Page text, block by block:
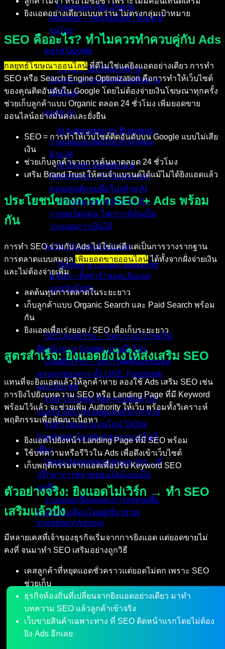
Facebook Ads Zero to
Advance – สอนจับมือทำ ตั้งแต่ 0
จนโปร
คอร์ส Google
Google Ads Beginner to
Expert – ทุกเทคนิคตั้งแต่พื้นฐาน
ถึงขั้นสูง
คอร์ส AI
AI Automation for Business –
วางแผนและติดปีกธุรกิจให้คุณ
ด้วย AI
AI-Driven Marketing &
Advertising – ทำโฆษณาและ
คอนเทนต์แบบมือโปรด้วย AI
คอร์สสอนเทรดหุ้นด้วย AI –
วางพอร์ตแม่น วิเคราะห์หุ้นเป็น
วางแผนการเงินได้
คอร์ส Shopee & Lazada
Shopee & Lazada Marketing
& Ads – ตั้งค่าร้านและยิงแอด
แบบจับมือทำ
บริการของเรา
SEO Audit Pro – วิเคราะห์เว็บไซต์ให้
ติดหน้าแรก Google แบบมือโปร
ChatBot Pro – บริการติดตั้งแชทบอท
ครบทุกช่องทาง ทั้ง LINE, Facebook
และเว็บไซต์
รับทำเว็บไซต์บริษัท ขายสินค้าได้
รองรับ SEO พร้อมดูแลหลังการขาย
รับทำโฆษณาออนไลน์ TikTok
Facebook Google Ads ครบจบในที่
เดียว
Digital Marketing Advisor Pro – ที่
ปรึกษาการตลาดออนไลน์แบบมือ
อาชีพ
วางแผนเกษียณและการลงทุนเพื่อ
มนุษย์เงินเดือนโดยผู้เชี่ยวชาญ
Investment Advisor
ผลงานที่ผ่านมา
บทความ
ติดต่อผม
ยิงแอดอย่างเดียวแบบหว่าน ไม่ตรงกลุ่มเป้าหมาย
SEO คืออะไร? ทำไมควรทำควบคู่กับ Ads
กลยุทธ์โฆษณาออนไลน์ที่ดีไม่ใช่แค่ยิงแอดอย่างเดียว การทำ
SEO หรือ Search Engine Optimization คือการทำให้เว็บไซต์
ของคุณติดอันดับใน Google โดยไม่ต้องจ่ายเงินโฆษณาทุกครั้ง
ช่วยเก็บลูกค้าแบบ Organic ตลอด 24 ชั่วโมง เพิ่มยอดขาย
ออนไลน์อย่างมั่นคงและยั่งยืน
SEO = การทำให้เว็บไซต์ติดอันดับบน Google แบบไม่เสีย
เงิน
ช่วยเก็บลูกค้าจากการค้นหาตลอด 24 ชั่วโมง
เสริม Brand Trust ให้คนจำแบรนด์ได้แม้ไม่ได้ยิงแอดแล้ว
ประโยชน์ของการทำ SEO + Ads พร้อม
กัน
การทำ SEO ร่วมกับ Ads ไม่ใช่แค่ดี แต่เป็นการวางรากฐาน
การตลาดแบบสมดุล เพิ่มยอดขายออนไลน์ได้ทั้งจากฝั่งจ่ายเงิน
และไม่ต้องจ่ายเพิ่ม
ลดต้นทุนการตลาดในระยะยาว
เก็บลูกค้าแบบ Organic Search และ Paid Search พร้อม
กัน
ยิงแอดเพื่อเร่งยอด / SEO เพื่อเก็บระยะยาว
สูตรสำเร็จ: ยิงแอดยังไงให้ส่งเสริม SEO
แทนที่จะยิงแอดแล้วให้ลูกค้าหาย ลองใช้ Ads เสริม SEO เช่น
การยิงไปยังบทความ SEO หรือ Landing Page ที่มี Keyword
พร้อมไว้แล้ว จะช่วยเพิ่ม Authority ให้เว็บ พร้อมทั้งวิเคราะห์
พฤติกรรมเพื่อพัฒนาเนื้อหา
ยิงแอดไปยังหน้า Landing Page ที่มี SEO พร้อม
ใช้บทความหรือรีวิวใน Ads เพื่อดึงเข้าเว็บไซต์
เก็บพฤติกรรมจากแอดเพื่อปรับ Keyword SEO
ตัวอย่างจริง: ยิงแอดไม่เวิร์ก → ทำ SEO
เสริมแล้วปัง
มีหลายเคสที่เจ้าของธุรกิจเริ่มจากการยิงแอด แต่ยอดขายไม่
คงที่ จนมาทำ SEO เสริมอย่างถูกวิธี
เคสลูกค้าที่หยุดแอดชั่วคราวแต่ยอดไม่ตก เพราะ SEO
ช่วยเก็บ
ธุรกิจท้องถิ่นที่เปลี่ยนจากยิงแอดอย่างเดียว มาทำ
บทความ SEO แล้วลูกค้าเข้าจริง
เว็บขายสินค้าเฉพาะทาง ที่ SEO ติดหน้าแรกโดยไม่ต้อง
ยิง Ads อีกเลย